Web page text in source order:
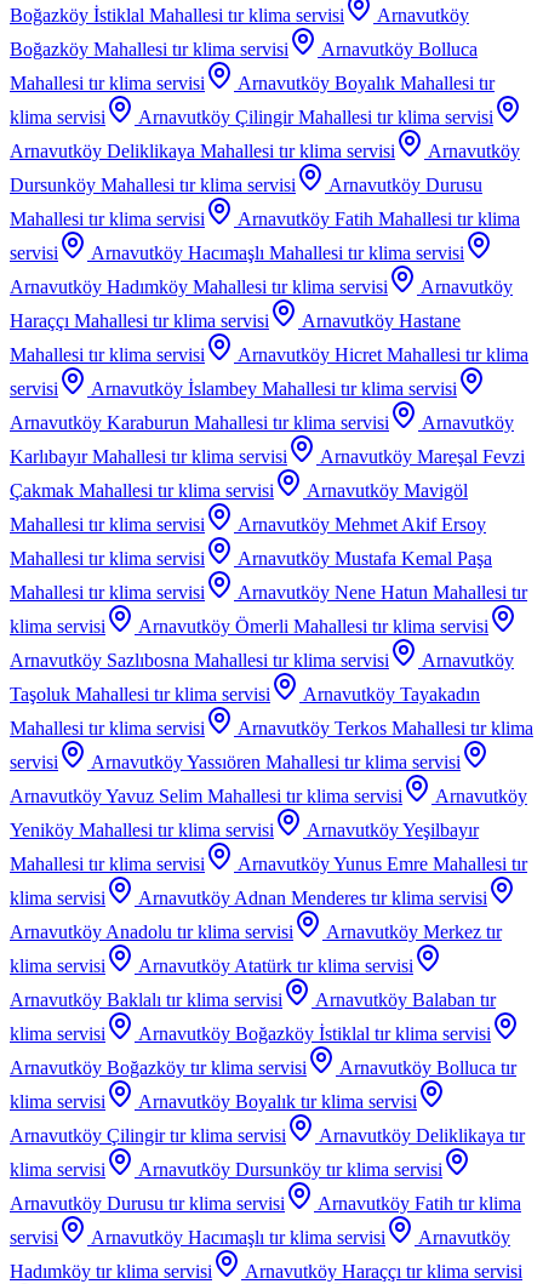
Boğazköy İstiklal Mahallesi tır klima servisi
Arnavutköy
Boğazköy Mahallesi tır klima servisi
Arnavutköy Bolluca
Mahallesi tır klima servisi Arnavutköy Boyalık Mahallesi tır
klima servisi
Arnavutköy Çilingir Mahallesi tır klima servisi
Arnavutköy Deliklikaya Mahallesi tır klima servisi
Arnavutköy
Dursunköy Mahallesi tır klima servisi
Arnavutköy Durusu
Mahallesi tır klima servisi Arnavutköy Fatih Mahallesi tır klima
servisi
Arnavutköy Hacımaşlı Mahallesi tır klima servisi
Arnavutköy Hadımköy Mahallesi tır klima servisi
Arnavutköy
Haraççı Mahallesi tır klima servisi
Arnavutköy Hastane
Mahallesi tır klima servisi Arnavutköy Hicret Mahallesi tır klima
servisi
Arnavutköy İslambey Mahallesi tır klima servisi
Arnavutköy Karaburun Mahallesi tır klima servisi
Arnavutköy
Karlıbayır Mahallesi tır klima servisi
Arnavutköy Mareşal Fevzi
Çakmak Mahallesi tır klima servisi
Arnavutköy Mavigöl
Mahallesi tır klima servisi
Arnavutköy Mehmet Akif Ersoy
Mahallesi tır klima servisi
Arnavutköy Mustafa Kemal Paşa
Mahallesi tır klima servisi Arnavutköy Nene Hatun Mahallesi tır
klima servisi
Arnavutköy Ömerli Mahallesi tır klima servisi
Arnavutköy Sazlıbosna Mahallesi tır klima servisi
Arnavutköy
Taşoluk Mahallesi tır klima servisi
Arnavutköy Tayakadın
Mahallesi tır klima servisi Arnavutköy Terkos Mahallesi tır klima
servisi
Arnavutköy Yassıören Mahallesi tır klima servisi
Arnavutköy Yavuz Selim Mahallesi tır klima servisi
Arnavutköy
Yeniköy Mahallesi tır klima servisi
Arnavutköy Yeşilbayır
Mahallesi tır klima servisi Arnavutköy Yunus Emre Mahallesi tır
klima servisi
Arnavutköy Adnan Menderes tır klima servisi
Arnavutköy Anadolu tır klima servisi Arnavutköy Merkez tır
klima servisi
Arnavutköy Atatürk tır klima servisi
Arnavutköy Baklalı tır klima servisi Arnavutköy Balaban tır
klima servisi
Arnavutköy Boğazköy İstiklal tır klima servisi
Arnavutköy Boğazköy tır klima servisi Arnavutköy Bolluca tır
klima servisi
Arnavutköy Boyalık tır klima servisi
Arnavutköy Çilingir tır klima servisi Arnavutköy Deliklikaya tır
klima servisi
Arnavutköy Dursunköy tır klima servisi
Arnavutköy Durusu tır klima servisi Arnavutköy Fatih tır klima
servisi
Arnavutköy Hacımaşlı tır klima servisi
Arnavutköy
Hadımköy tır klima servisi Arnavutköy Haraççı tır klima servisi